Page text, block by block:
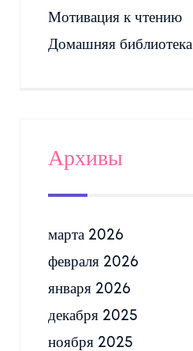
Мотивация к чтению
Домашняя библиотека
Архивы
марта 2026
февраля 2026
января 2026
декабря 2025
ноября 2025